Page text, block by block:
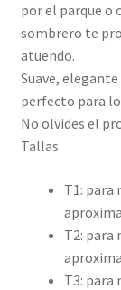
por el parque o
sombrero te
atuendo.
Suave,
perfecto para
No olvides el
Tallas
T1: para
T2: para
T3: para